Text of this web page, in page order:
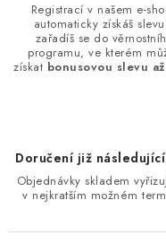
Registrací v našem e-
automaticky získáš
zařadíš se do
programu, ve kterém
získat bonusovou slevu
Doručení již
Objednávky skladem
v nejkratším možném